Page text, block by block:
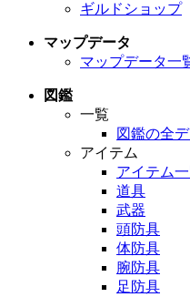
ギルドショップ
マップデータ
マップデータ一
図鑑
一覧
図鑑の全
アイテム
アイテム
道具
武器
頭防具
体防具
腕防具
足防具